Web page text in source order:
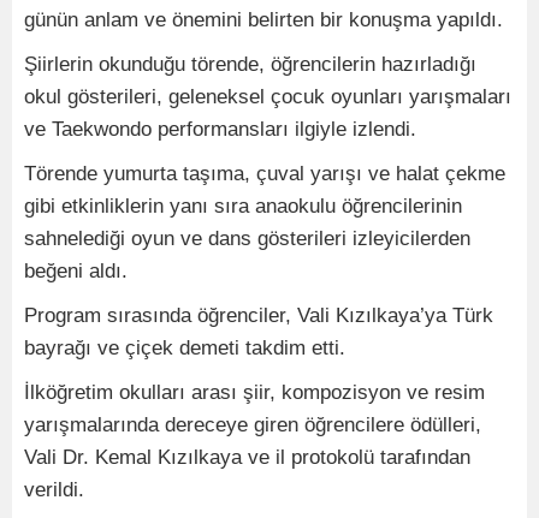
günün anlam ve önemini belirten bir konuşma yapıldı.
Şiirlerin okunduğu törende, öğrencilerin hazırladığı
okul gösterileri, geleneksel çocuk oyunları yarışmaları
ve Taekwondo performansları ilgiyle izlendi.
Törende yumurta taşıma, çuval yarışı ve halat çekme
gibi etkinliklerin yanı sıra anaokulu öğrencilerinin
sahnelediği oyun ve dans gösterileri izleyicilerden
beğeni aldı.
Program sırasında öğrenciler, Vali Kızılkaya’ya Türk
bayrağı ve çiçek demeti takdim etti.
İlköğretim okulları arası şiir, kompozisyon ve resim
yarışmalarında dereceye giren öğrencilere ödülleri,
Vali Dr. Kemal Kızılkaya ve il protokolü tarafından
verildi.